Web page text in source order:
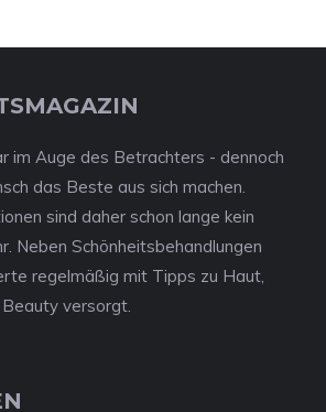
im Auge des Betrachters - dennoch
das Beste aus sich machen.
sind daher schon lange kein
Neben Schönheitsbehandlungen
regelmäßig mit Tipps zu Haut,
versorgt.